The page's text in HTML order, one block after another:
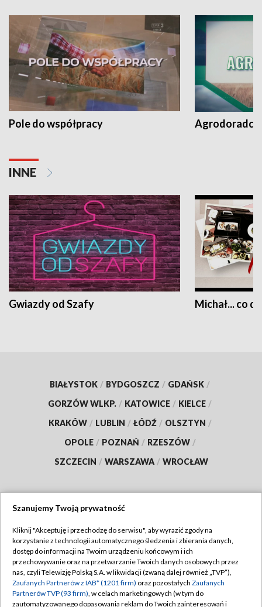
Pole do współpracy Agrodoradcy
INNE
Gwiazdy od Szafy Michał... co
BIAŁYSTOK / BYDGOSZCZ / GDAŃSK /
GORZÓW WLKP. / KATOWICE / KIELCE /
KRAKÓW / LUBLIN / ŁÓDŹ / OLSZTYN /
OPOLE / POZNAŃ / RZESZÓW /
SZCZECIN / WARSZAWA / WROCŁAW
TVP
Abonament TVP
Emisja w TVP
Centrum informacji TVP
Regulamin TVP
Polityka prywatności
Moje zgody
Szanujemy Twoją prywatność
Kliknij "Akceptuję i przechodzę do serwisu", aby wyrazić zgody na
korzystanie z technologii automatycznego śledzenia i zbierania danych,
dostęp do informacji na Twoim urządzeniu końcowym i ich
przechowywanie oraz na przetwarzanie Twoich danych osobowych przez
nas, czyli Telewizję Polską S.A. w likwidacji (zwaną dalej również „TVP”),
Zaufanych Partnerów z IAB* (1201 firm) oraz pozostałych Zaufanych
Partnerów TVP (93 firm), w celach marketingowych (w tym do
zautomatyzowanego dopasowania reklam do Twoich zainteresowań i